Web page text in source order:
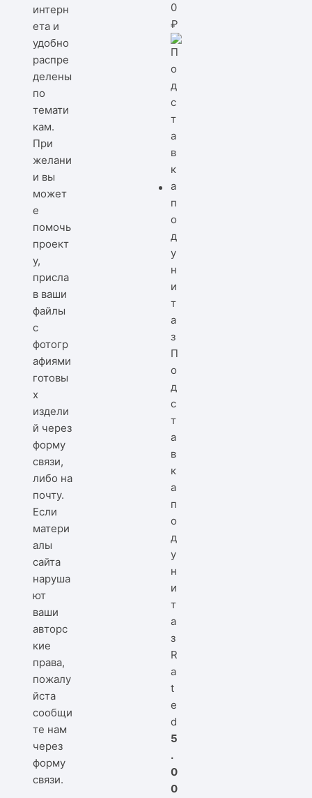
интерн
ета и
удобно
распре
делены
по
темати
кам.
При
желани
и вы
может
е
помочь
проект
у,
присла
в ваши
файлы
с
фотогр
афиями
готовы
х
издели
й через
форму
связи,
либо на
почту.
Если
матери
алы
сайта
наруша
ют
ваши
авторс
кие
права,
пожалу
йста
сообщи
те нам
через
форму
связи.
0
₽
П
о
д
с
т
а
в
к
а
п
о
д
у
н
и
т
а
з
R
a
t
e
d
5
.
0
0